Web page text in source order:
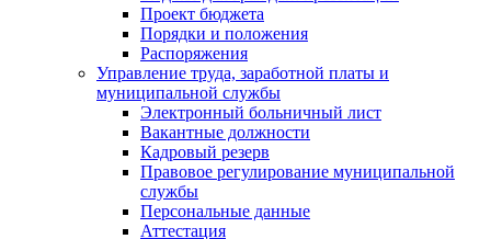
Проект бюджета
Порядки и положения
Распоряжения
Управление труда, заработной платы и
муниципальной службы
Электронный больничный лист
Вакантные должности
Кадровый резерв
Правовое регулирование муниципальной
службы
Персональные данные
Аттестация